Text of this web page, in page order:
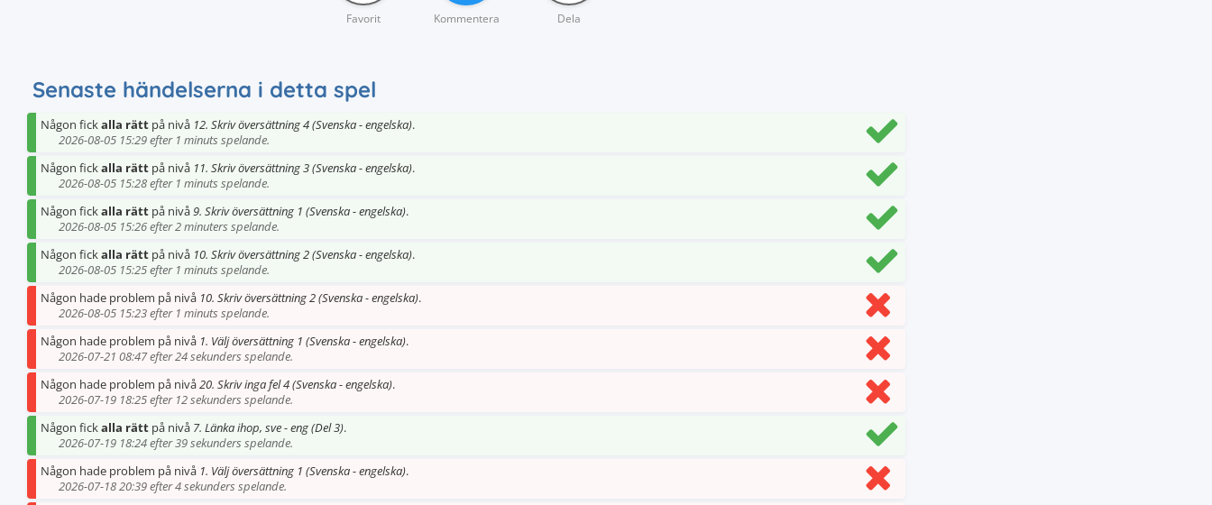
Favorit Kommentera Dela
Senaste händelserna i detta spel
Någon fickalla rätt på nivå 12. Skriv översättning 4 (Svenska - engelska).
2026-08-05 15:29 efter 1 minuts spelande.
Någon fickalla rätt på nivå 11. Skriv översättning 3 (Svenska - engelska).
2026-08-05 15:28 efter 1 minuts spelande.
Någon fickalla rätt på nivå9. Skriv översättning 1 (Svenska - engelska).
2026-08-05 15:26 efter 2 minuters spelande.
Någon fickalla rätt på nivå 10. Skriv översättning 2 (Svenska - engelska).
2026-08-05 15:25 efter 1 minuts spelande.
Någon hade problem på nivå 10. Skriv översättning 2 (Svenska - engelska).
2026-08-05 15:23 efter 1 minuts spelande.
Någon hade problem på nivå 1. Välj översättning 1 (Svenska - engelska).
2026-07-21 08:47 efter 24 sekunders spelande.
Någon hade problem på nivå20. Skriv inga fel 4 (Svenska - engelska).
2026-07-19 18:25 efter 12 sekunders spelande.
Någon fickalla rätt på nivå 7. Länka ihop, sve - eng (Del 3).
2026-07-19 18:24 efter 39 sekunders spelande.
Någon hade problem på nivå 1. Välj översättning 1 (Svenska - engelska).
2026-07-18 20:39 efter 4 sekunders spelande.